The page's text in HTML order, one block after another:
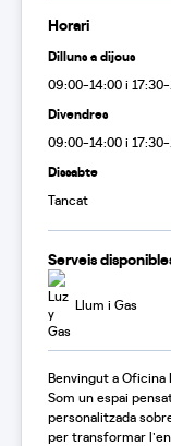
Horari
Dilluns a dijous
09:00-14:00 i
Divendres
09:00-14:00 i
Dissabte
Tancat
Serveis
Llum i Gas
Benvingut a Oficina
Som un espai
personalitzada
per transformar